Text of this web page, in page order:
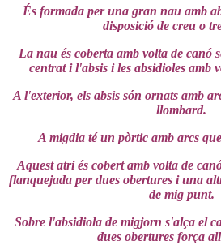
És formada per una gran nau amb
disposició de creu o
La nau és coberta amb volta de canó
centrat i l'absis i les absidioles amb
A l'exterior, els absis són ornats amb
llombard.
A migdia té un pòrtic amb arcs
Aquest atri és cobert amb volta de
flanquejada per dues obertures i una
de mig punt.
Sobre l'absidiola de migjorn s'alça el
dues obertures força